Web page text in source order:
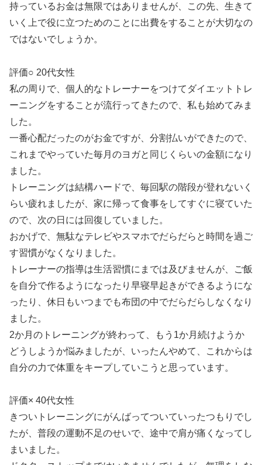
持っているお金は無限ではありませんが、この先、生きて
いく上で役に立つためのことに出費をすることが大切なの
ではないでしょうか。
評価○ 20代女性
私の周りで、個人的なトレーナーをつけてダイエットトレ
ーニングをすることが流行ってきたので、私も始めてみま
した。
一番心配だったのがお金ですが、分割払いができたので、
これまでやっていた毎月のヨガと同じくらいの金額になり
ました。
トレーニングは結構ハードで、毎回駅の階段が登れないく
らい疲れましたが、家に帰って食事をしてすぐに寝ていた
ので、次の日には回復していました。
おかげで、無駄なテレビやスマホでだらだらと時間を過ご
す習慣がなくなりました。
トレーナーの指導は生活習慣にまでは及びませんが、ご飯
を自分で作るようになったり早寝早起きができるようにな
ったり、休日もいつまでも布団の中でだらだらしなくなり
ました。
2か月のトレーニングが終わって、もう1か月続けようか
どうしようか悩みましたが、いったんやめて、これからは
自分の力で体重をキープしていこうと思っています。
評価× 40代女性
きついトレーニングにがんばってついていったつもりでし
たが、普段の運動不足のせいで、途中で肩が痛くなってし
まいました。